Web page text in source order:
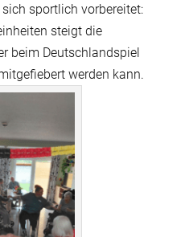
sportlich vorbereitet:
steigt die
beim Deutschlandspiel
werden kann.